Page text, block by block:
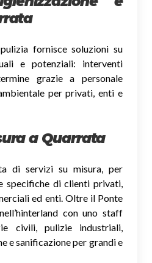
fornisce soluzioni su
e potenziali: interventi
grazie a personale
per privati, enti e
a Quarrata
di servizi su misura, per
specifiche di clienti privati,
ed enti. Oltre il Ponte
con uno staff
civili, pulizie industriali,
e sanificazione per grandi e